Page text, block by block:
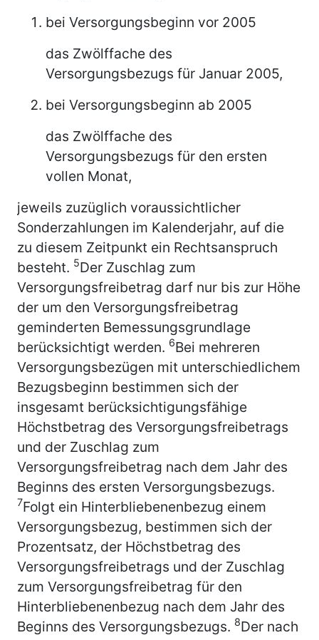
bei Versorgungsbeginn vor 2005
das Zwölffache des
Versorgungsbezugs für Januar 2005,
bei Versorgungsbeginn ab 2005
das Zwölffache des
Versorgungsbezugs für den ersten
vollen Monat,
jeweils zuzüglich voraussichtlicher
Sonderzahlungen im Kalenderjahr, auf die
zu diesem Zeitpunkt ein Rechtsanspruch
besteht. 5Der Zuschlag zum
Versorgungsfreibetrag darf nur bis zur Höhe
der um den Versorgungsfreibetrag
geminderten Bemessungsgrundlage
berücksichtigt werden. 6Bei mehreren
Versorgungsbezügen mit unterschiedlichem
Bezugsbeginn bestimmen sich der
insgesamt berücksichtigungsfähige
Höchstbetrag des Versorgungsfreibetrags
und der Zuschlag zum
Versorgungsfreibetrag nach dem Jahr des
Beginns des ersten Versorgungsbezugs.
7Folgt ein Hinterbliebenenbezug einem
Versorgungsbezug, bestimmen sich der
Prozentsatz, der Höchstbetrag des
Versorgungsfreibetrags und der Zuschlag
zum Versorgungsfreibetrag für den
Hinterbliebenenbezug nach dem Jahr des
Beginns des Versorgungsbezugs. 8Der nach